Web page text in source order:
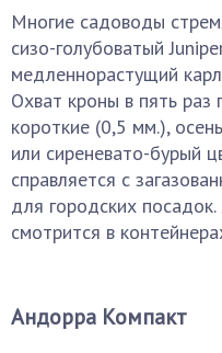
Многие садоводы
сизо-голубоватый
медленнорастущий
Охват кроны в пять раз
короткие (0,5 мм.),
или сиреневато-бурый
справляется с
для городских
смотрится в
Андорра Компакт